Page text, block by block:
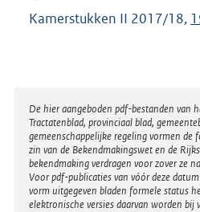
Kamerstukken II 2017/18,
Disclaimer
De hier aangeboden pdf-bestanden van
Tractatenblad, provinciaal blad,
gemeenschappelijke regeling vormen de
zin van de Bekendmakingswet en de
bekendmaking verdragen voor zover ze
Voor pdf-publicaties van vóór deze
vorm uitgegeven bladen formele status
elektronische versies daarvan worden bij